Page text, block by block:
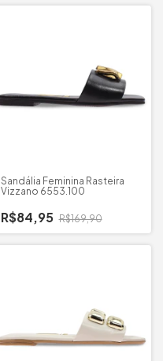
Sandália Feminina Rasteira
Vizzano 6553.100
R$84,95 R$169,90